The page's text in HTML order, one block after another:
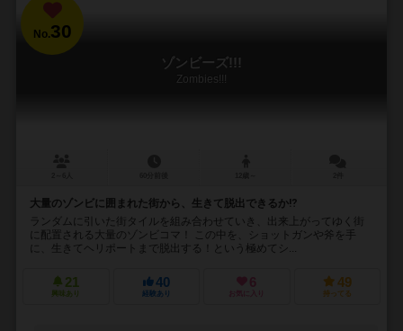
No.30
ゾンビーズ!!!
Zombies!!!
大量のゾンビに囲まれた街から、生きて脱出できるか⁉︎
ランダムに引いた街タイルを組み合わせていき、出来上がってゆく街
に配置される大量のゾンビコマ！ この中を、ショットガンや斧を手
に、生きてヘリポートまで脱出する！という極めてシ...
21
興味あり
40
経験あり
6
お気に入り
49
持ってる